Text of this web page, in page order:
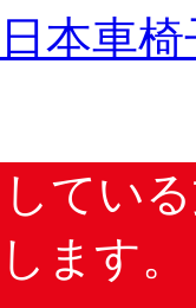
本車
てい
ます。